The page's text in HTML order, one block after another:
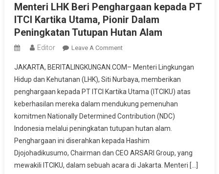
Menteri LHK Beri Penghargaan kepada PT
ITCI Kartika Utama, Pionir Dalam
Peningkatan Tutupan Hutan Alam
Editor Leave A CommentOn
LHK
Beri
Penghargaan
Kepada
PT
ITCI
Kartika
Utama,
JAKARTA, BERITALINGKUNGAN.COM– Menteri Lingkungan
Hidup dan Kehutanan (LHK), Siti Nurbaya, memberikan
penghargaan kepada PT ITCI Kartika Utama (ITCIKU) atas
keberhasilan mereka dalam mendukung pemenuhan
komitmen Nationally Determined Contribution (NDC)
Indonesia melalui peningkatan tutupan hutan alam.
Penghargaan ini diserahkan kepada Hashim
Djojohadikusumo, Chairman dan CEO ARSARI Group, yang
mewakili ITCIKU, dalam sebuah acara di Jakarta. Menteri […]